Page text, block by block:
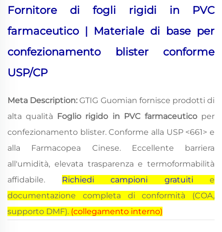
Fornitore di fogli rigidi in PVC
farmaceutico | Materiale di base per
confezionamento blister conforme
USP/CP
Meta Description: GTIG Guomian fornisce prodotti di
alta qualità
Foglio rigido in PVC farmaceutico per
confezionamento blister. Conforme alla USP <661> e
alla Farmacopea Cinese. Eccellente barriera
all'umidità, elevata trasparenza e termoformabilità
affidabile. Richiedi campioni gratuiti e
documentazione completa di conformità (COA,
supporto DMF). (collegamento interno)